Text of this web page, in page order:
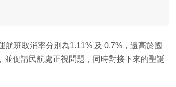
班取消率分別為1.11% 及 0.7%，遠高於國
促請民航處正視問題，同時對接下來的聖誕